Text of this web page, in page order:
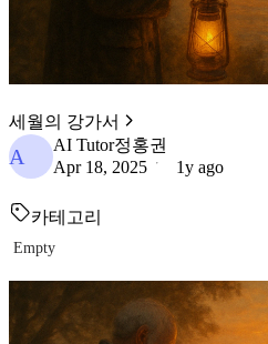
세월의 강가서
A
AI Tutor정홍권
Apr 18, 2025
1y ago
카테고리
Empty